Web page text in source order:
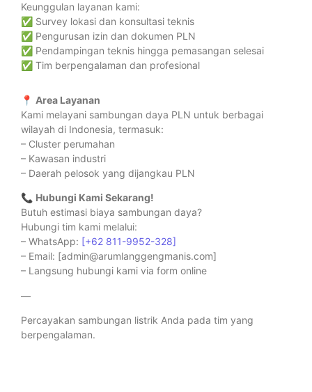
Keunggulan layanan kami:
✅ Survey lokasi dan konsultasi teknis
✅ Pengurusan izin dan dokumen PLN
✅ Pendampingan teknis hingga pemasangan selesai
✅ Tim berpengalaman dan profesional
📍 Area Layanan
Kami melayani sambungan daya PLN untuk berbagai
wilayah di Indonesia, termasuk:
– Cluster perumahan
– Kawasan industri
– Daerah pelosok yang dijangkau PLN
📞 Hubungi Kami Sekarang!
Butuh estimasi biaya sambungan daya?
Hubungi tim kami melalui:
– WhatsApp: [+62 811-9952-328]
– Email: [admin@arumlanggengmanis.com]
– Langsung hubungi kami via form online
—
Percayakan sambungan listrik Anda pada tim yang
berpengalaman.